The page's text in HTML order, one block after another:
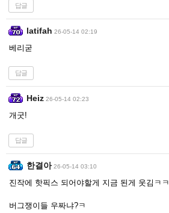
답글
latifah 26-05-14 02:19
베리굳
답글
Heiz 26-05-14 02:23
개굿!
답글
한결아 26-05-14 03:10
진작에 핫픽스 되어야할게 지금 된게 웃김ㅋㅋ
버그쟁이들 우짜냐?ㅋ